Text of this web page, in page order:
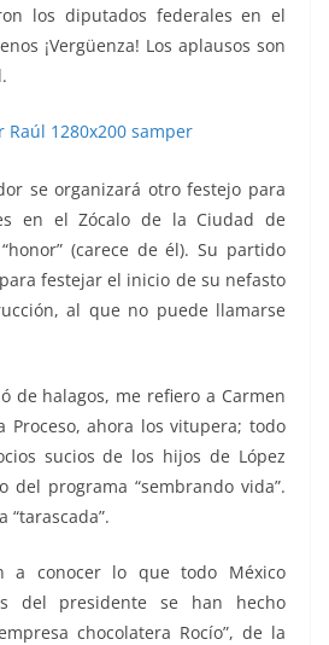
los diputados federales en el
¡Vergüenza! Los aplausos son
se organizará otro festejo para
en el Zócalo de la Ciudad de
(carece de él). Su partido
festejar el inicio de su nefasto
al que no puede llamarse
de halagos, me refiero a Carmen
Proceso, ahora los vitupera; todo
sucios de los hijos de López
del programa “sembrando vida”.
“tarascada”.
a conocer lo que todo México
del presidente se han hecho
chocolatera Rocío”, de la